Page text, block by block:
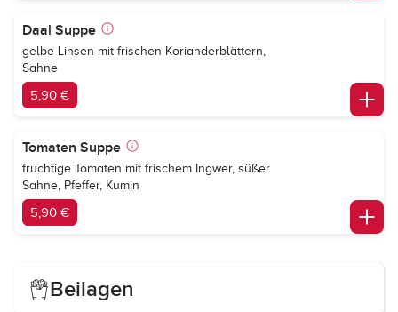
Daal Suppe
gelbe Linsen mit frischen Korianderblättern,
Sahne
5,90 €
Tomaten Suppe
fruchtige Tomaten mit frischem Ingwer, süßer
Sahne, Pfeffer, Kumin
5,90 €
Beilagen